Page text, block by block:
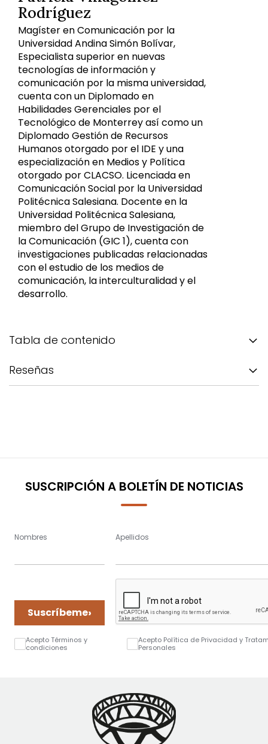
Rodríguez
Magíster en Comunicación por la
Universidad Andina Simón Bolívar,
Especialista superior en nuevas
tecnologías de información y
comunicación por la misma universidad,
cuenta con un Diplomado en
Habilidades Gerenciales por el
Tecnológico de Monterrey así como un
Diplomado Gestión de Recursos
Humanos otorgado por el IDE y una
especialización en Medios y Política
otorgado por CLACSO. Licenciada en
Comunicación Social por la Universidad
Politécnica Salesiana. Docente en la
Universidad Politécnica Salesiana,
miembro del Grupo de Investigación de
la Comunicación (GIC 1), cuenta con
investigaciones publicadas relacionadas
con el estudio de los medios de
comunicación, la interculturalidad y el
desarrollo.
Tabla de contenido
Reseñas
SUSCRIPCIÓN A BOLETÍN DE NOTICIAS
Nombres Apellidos
Suscríbeme›
Acepto Términos y
condiciones
Acepto Política de Privacidad y
Personales